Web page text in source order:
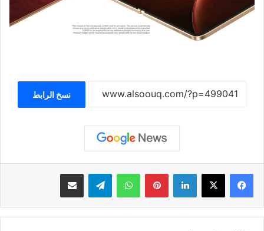
نسخ الرابط
لينكدإن بينتيريستواتساب تيلقرام مشاركة عبر البريد